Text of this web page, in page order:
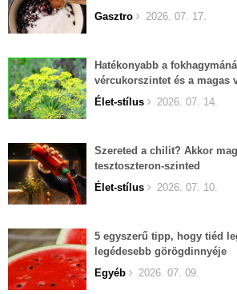
Gasztro 2026. 07. 17.
Hatékonyabb a
vércukorszintet és a magas
Élet-stílus
2026. 07. 14.
Szereted a chilit? Akkor
tesztoszteron-szinted
Élet-stílus
2026. 07. 10.
5 egyszerű tipp, hogy tiéd
legédesebb görögdinnyéje
Egyéb
2026. 07. 09.